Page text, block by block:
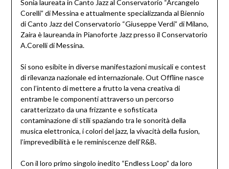
Sonia laureata in Canto Jazz al Conservatorio “Arcangelo
Corelli” di Messina e attualmente specializzanda al Biennio
di Canto Jazz del Conservatorio “Giuseppe Verdi” di Milano,
Zaira è laureanda in Pianoforte Jazz presso il Conservatorio
A.Corelli di Messina.
Si sono esibite in diverse manifestazioni musicali e contest
di rilevanza nazionale ed internazionale. Out Offline nasce
con l’intento di mettere a frutto la vena creativa di
entrambe le componenti attraverso un percorso
caratterizzato da una frizzante e sofisticata
contaminazione di stili spaziando tra le sonorità della
musica elettronica, i colori del jazz, la vivacità della fusion,
l’imprevedibilità e le reminiscenze dell’R&B.
Con il loro primo singolo inedito “Endless Loop” da loro